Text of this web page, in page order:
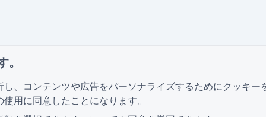
、コンテンツや広告をパーソナライズするためにクッキ
用に同意したことになります。